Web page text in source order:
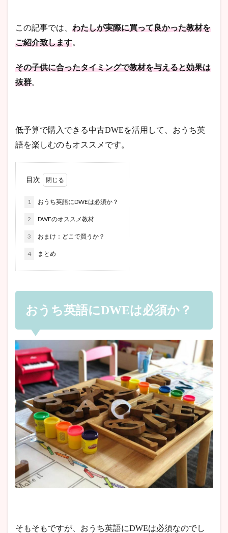
この記事では、 わたしが実際に買って良かった教材を
ご紹介致します。
その子供に合ったタイミングで教材を与えると効果は
抜群。
低予算で購入できる中古DWEを活用して、おうち英
語を楽しむのもオススメです。
目次
1 おうち英語にDWEは必須か？
2 DWEのオススメ教材
3 おまけ：どこで買うか？
4 まとめ
おうち英語にDWEは必須か？
そもそもですが、おうち英語にDWEは必須なのでし